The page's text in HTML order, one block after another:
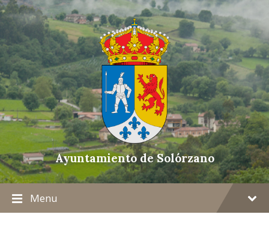
Ayuntamiento de Solórzano
Menu